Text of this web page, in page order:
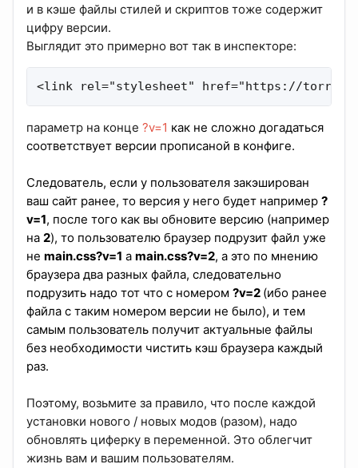
и в кэше файлы стилей и скриптов тоже содержит
цифру версии.
Выглядит это примерно вот так в инспекторе:
<link rel="stylesheet" href="https://
параметр на конце ?v=1 как не сложно догадаться
соответствует версии прописаной в конфиге.
Следователь, если у пользователя закэширован
ваш сайт ранее, то версия у него будет например ?
v=1, после того как вы обновите версию (например
на 2), то пользователю браузер подрузит файл уже
не main.css?v=1 а main.css?v=2, а это по мнению
браузера два разных файла, следовательно
подрузить надо тот что с номером ?v=2 (ибо ранее
файла с таким номером версии не было), и тем
самым пользователь получит актуальные файлы
без необходимости чистить кэш браузера каждый
раз.
Поэтому, возьмите за правило, что после каждой
установки нового / новых модов (разом), надо
обновлять циферку в переменной. Это облегчит
жизнь вам и вашим пользователям.